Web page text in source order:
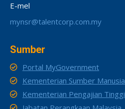
E-mel
mynsr@talentcorp.com.my
Sumber
Portal MyGovernment
Kementerian Sumber Manusia
Kementerian Pengajian Tinggi